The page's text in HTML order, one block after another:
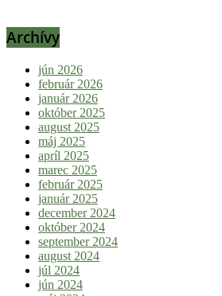
Archívy
jún 2026
február 2026
január 2026
október 2025
august 2025
máj 2025
apríl 2025
marec 2025
február 2025
január 2025
december 2024
október 2024
september 2024
august 2024
júl 2024
jún 2024